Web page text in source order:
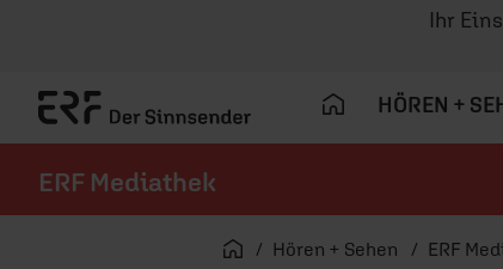
Ihr
HÖREN +
ERF Mediathek
Startseite
Hören + Sehen ERF